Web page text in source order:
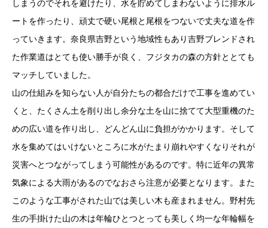
しまうのでそれを避けたり、水を貯めてしまわないように排水ル
ートを作ったり、頑丈で硬い尾根と尾根をつないで丈夫な道を作
っていきます。奈良県吉野という地域性もあり吉野ブレンドされ
た作業道はとても使い勝手が良く、フジタカの森の方針ととても
マッチしていました。
山の仕組みを知らない人が自分たちの都合だけで工事を進めてい
くと、たくさん土を削り出し余分な土を山に捨てて大型重機のた
めの広い道を作り出し、どんどん山に負担がかかります。そして
水を集めてはいけないところに水がたまり崩れやすくなりそれが
災害へとつながってしまう可能性があるのです。特に近年の異常
気象による大雨があるのでなおさら注意が必要となります。また
このような工事がされた山では美しい木も産まれません。野村先
生の手掛けた山の木は年輪ひとつとっても美しく均一な年輪幅を